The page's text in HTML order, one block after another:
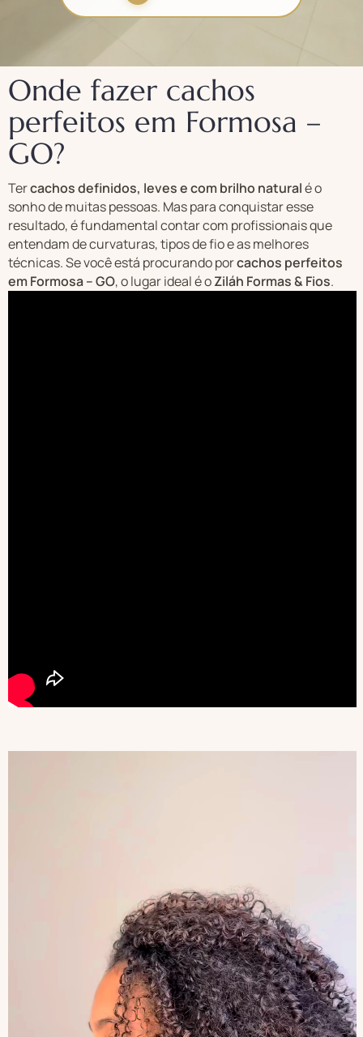
Onde fazer cachos
perfeitos em Formosa –
GO?
Tercachos definidos, leves e com brilho naturalé o
sonho de muitas pessoas. Mas para conquistar esse
resultado, é fundamental contar com profissionais que
entendam de curvaturas, tipos de fio e as melhores
técnicas. Se você está procurando porcachos perfeitos
em Formosa – GO, o lugar ideal é oZiláh Formas & Fios.